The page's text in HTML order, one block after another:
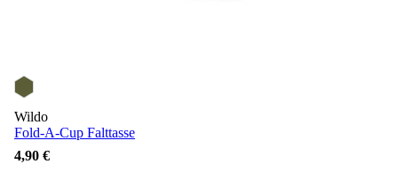
Wildo
Fold-A-Cup Falttasse
4,90 €